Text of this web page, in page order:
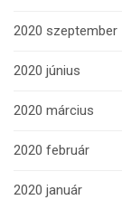
2020 szeptember
2020 június
2020 március
2020 február
2020 január